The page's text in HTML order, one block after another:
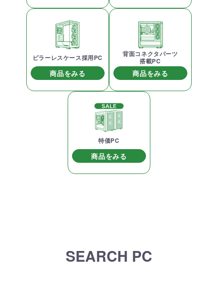
ピラーレスケース採用PC
商品をみる
背面コネクタパーツ
搭載PC
商品をみる
特価PC
商品をみる
SEARCH PC